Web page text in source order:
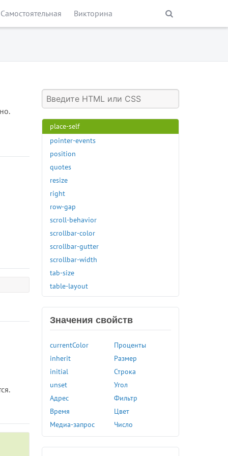
Самостоятельная Викторина
padding-top
place-content
place-items
place-self
pointer-events
position
quotes
resize
right
row-gap
scroll-behavior
scrollbar-color
scrollbar-gutter
scrollbar-width
tab-size
table-layout
text-align
text-decoration
text-emphasis
text-emphasis-color
text-emphasis-position
Значения свойств
currentColor
inherit
initial
unset
Адрес
Время
Медиа-запрос
Проценты
Размер
Строка
Угол
Фильтр
Цвет
Число